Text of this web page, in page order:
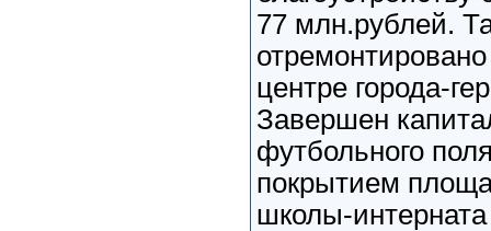
77 млн.рублей.
центре города-
Завершен
футбольного
покрытием
школы-интерната